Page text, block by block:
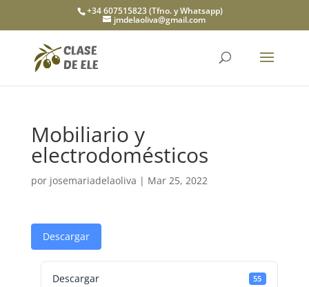
+34 607515823 (Tfno. y Whatsapp)
jmdelaoliva@gmail.com
Mobiliario y
electrodomésticos
por josemariadelaoliva | Mar 25, 2022
Descargar
Descargar 55